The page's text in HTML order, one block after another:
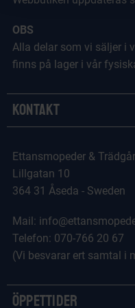
OBS
Alla delar som vi säljer i
finns på lager i vår
Kontakt
Ettansmopeder &
Lillgatan 10
364 31 Åseda - Sweden
Mail:
Telefon: 070-766 20 67
(Vi besvarar ert samtal i
Öppettider